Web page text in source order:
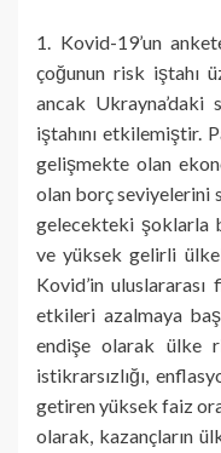
1. Kovid-19’un
çoğunun risk iştahı
ancak
iştahını etkilemiştir.
gelişmekte olan
olan borç seviyelerini
gelecekteki şoklarla
ve yüksek gelirli
Kovid’in
etkileri azalmaya
endişe olarak ülke
istikrarsızlığı,
getiren yüksek faiz
olarak, kazançların